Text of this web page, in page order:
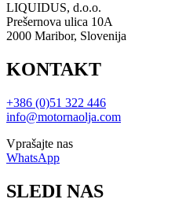
LIQUIDUS, d.o.o.
Prešernova ulica 10A
2000 Maribor, Slovenija
KONTAKT
+386 (0)51 322 446
info@motornaolja.com
Vprašajte nas
WhatsApp
SLEDI NAS